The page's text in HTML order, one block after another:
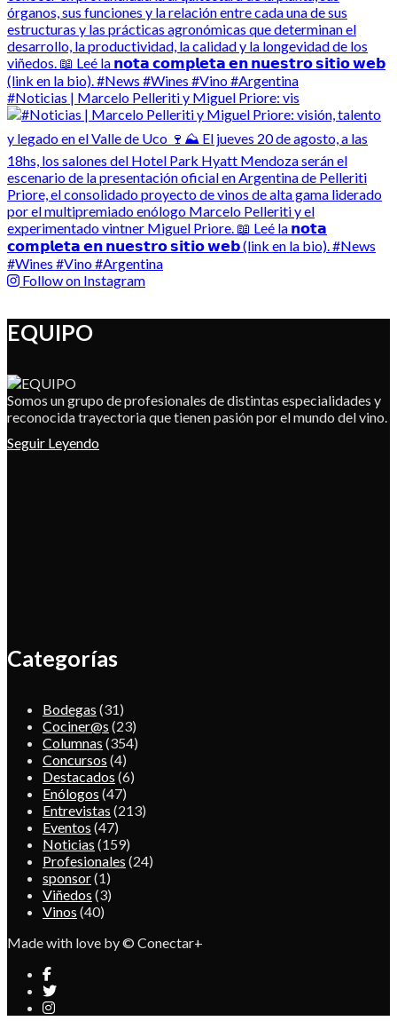
#Noticias | Marcelo Pelleriti y Miguel Priore: vis
Follow on Instagram
EQUIPO
Somos un grupo de profesionales de distintas especialidades y
reconocida trayectoria que tienen pasión por el mundo del vino.
Seguir Leyendo
Categorías
Bodegas (31)
Cociner@s (23)
Columnas (354)
Concursos (4)
Destacados (6)
Enólogos (47)
Entrevistas (213)
Eventos (47)
Noticias (159)
Profesionales (24)
sponsor(1)
Viñedos (3)
Vinos (40)
Made with love by © Conectar+